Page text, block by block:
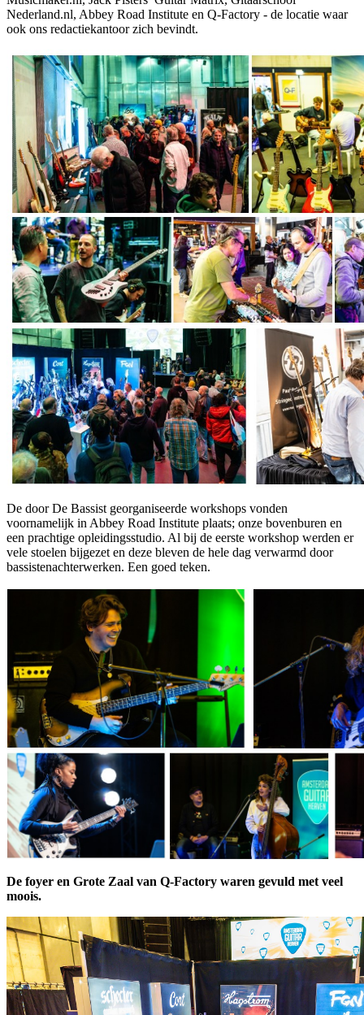
Nederland.nl, Abbey Road Institute en Q-Factory - de locatie waar
ook ons redactiekantoor zich bevindt.
De door De Bassist georganiseerde workshops vonden
voornamelijk in Abbey Road Institute plaats; onze bovenburen en
een prachtige opleidingsstudio. Al bij de eerste workshop werden er
vele stoelen bijgezet en deze bleven de hele dag verwarmd door
bassistenachterwerken. Een goed teken.
De foyer en Grote Zaal van Q-Factory waren gevuld met veel
moois.